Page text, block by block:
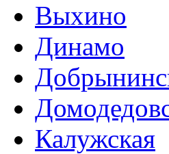
Выхино
Динамо
Калужская